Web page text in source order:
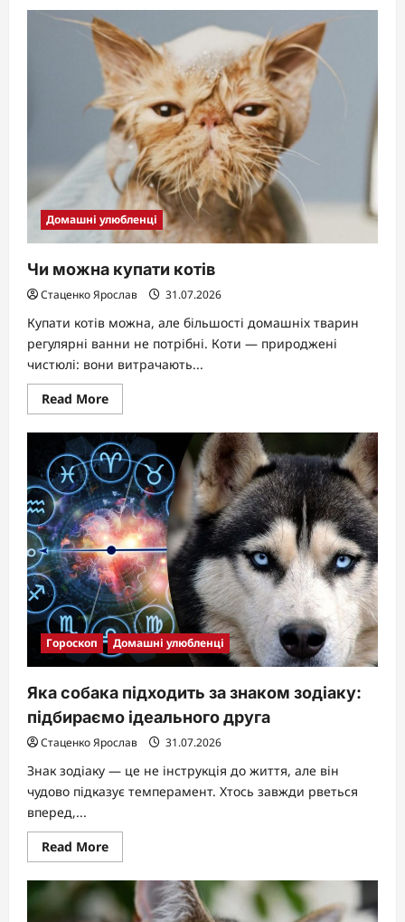
Як
зрозуміти,
що
кішка
вагітна:
ознаки
по
тижнях
Домашні улюбленці
Чи можна купати котів
Стаценко Ярослав 31.07.2026
Купати котів можна, але більшості домашніх тварин
регулярні ванни не потрібні. Коти — природжені
чистюлі: вони витрачають...
Read MoreRead
more
Чи
можна
купати
котів
Гороскоп Домашні улюбленці
Яка собака підходить за знаком зодіаку:
підбираємо ідеального друга
Стаценко Ярослав 31.07.2026
Знак зодіаку — це не інструкція до життя, але він
чудово підказує темперамент. Хтось завжди рветься
вперед,...
Read MoreRead
more
Яка
собака
підходить